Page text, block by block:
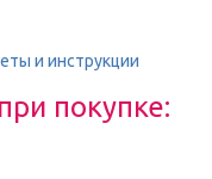
и инструкции
покупке: